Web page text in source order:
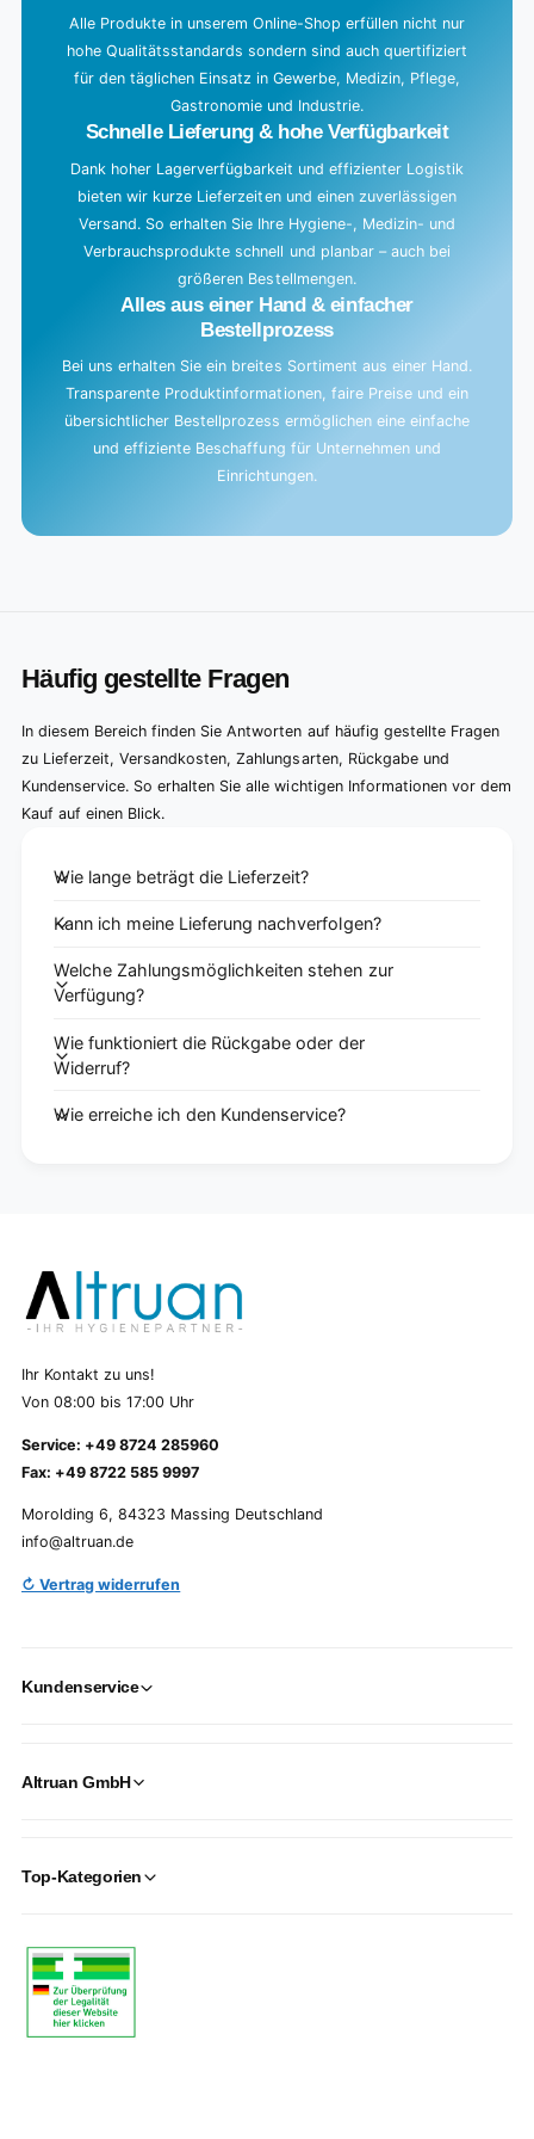
Alle Produkte in unserem Online-Shop erfüllen nicht nur
hohe Qualitätsstandards sondern sind auch quertifiziert
für den täglichen Einsatz in Gewerbe, Medizin, Pflege,
Gastronomie und Industrie.
Schnelle Lieferung & hohe Verfügbarkeit
Dank hoher Lagerverfügbarkeit und effizienter Logistik
bieten wir kurze Lieferzeiten und einen zuverlässigen
Versand. So erhalten Sie Ihre Hygiene-, Medizin- und
Verbrauchsprodukte schnell und planbar – auch bei
größeren Bestellmengen.
Alles aus einer Hand & einfacher
Bestellprozess
Bei uns erhalten Sie ein breites Sortiment aus einer Hand.
Transparente Produktinformationen, faire Preise und ein
übersichtlicher Bestellprozess ermöglichen eine einfache
und effiziente Beschaffung für Unternehmen und
Einrichtungen.
Häufig gestellte Fragen
In diesem Bereich finden Sie Antworten auf häufig gestellte Fragen
zu Lieferzeit, Versandkosten, Zahlungsarten, Rückgabe und
Kundenservice. So erhalten Sie alle wichtigen Informationen vor dem
Kauf auf einen Blick.
Wie lange beträgt die Lieferzeit?
Kann ich meine Lieferung nachverfolgen?
Welche Zahlungsmöglichkeiten stehen zur
Verfügung?
Wie funktioniert die Rückgabe oder der
Widerruf?
Wie erreiche ich den Kundenservice?
Ihr Kontakt zu uns!
Von 08:00 bis 17:00 Uhr
Service: +49 8724 285960
Fax: +49 8722 585 9997
Morolding 6, 84323 Massing Deutschland
info@altruan.de
↻ Vertrag widerrufen
Kundenservice
Altruan GmbH
Top-Kategorien